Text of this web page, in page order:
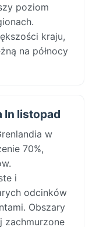
poziom
kraju,
na północy
In listopad
w
70%,
i
odcinków
Obszary
zachmurzone